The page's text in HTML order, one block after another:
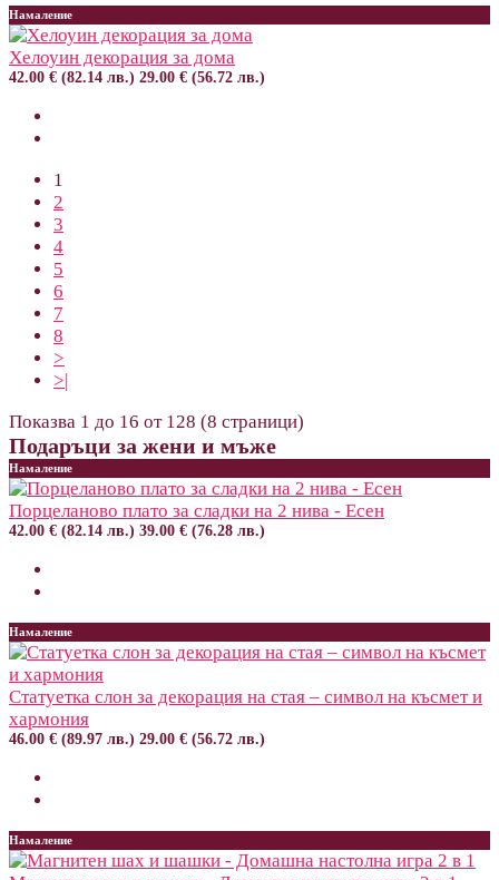
Намаление
Хелоуин декорация за дома
42.00 € (82.14 лв.) 29.00 € (56.72 лв.)
1
2
3
4
5
6
7
8
>
>|
Показва 1 до 16 от 128 (8 страници)
Подаръци за жени и мъже
Намаление
Порцеланово плато за сладки на 2 нива - Есен
42.00 € (82.14 лв.) 39.00 € (76.28 лв.)
Намаление
Статуетка слон за декорация на стая – символ на късмет и
хармония
46.00 € (89.97 лв.) 29.00 € (56.72 лв.)
Намаление